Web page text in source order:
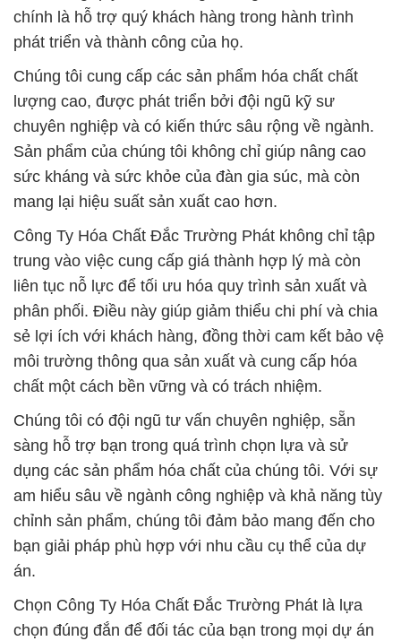
chính là hỗ trợ quý khách hàng trong hành trình
phát triển và thành công của họ.
Chúng tôi cung cấp các sản phẩm hóa chất chất
lượng cao, được phát triển bởi đội ngũ kỹ sư
chuyên nghiệp và có kiến thức sâu rộng về ngành.
Sản phẩm của chúng tôi không chỉ giúp nâng cao
sức kháng và sức khỏe của đàn gia súc, mà còn
mang lại hiệu suất sản xuất cao hơn.
Công Ty Hóa Chất Đắc Trường Phát không chỉ tập
trung vào việc cung cấp giá thành hợp lý mà còn
liên tục nỗ lực để tối ưu hóa quy trình sản xuất và
phân phối. Điều này giúp giảm thiểu chi phí và chia
sẻ lợi ích với khách hàng, đồng thời cam kết bảo vệ
môi trường thông qua sản xuất và cung cấp hóa
chất một cách bền vững và có trách nhiệm.
Chúng tôi có đội ngũ tư vấn chuyên nghiệp, sẵn
sàng hỗ trợ bạn trong quá trình chọn lựa và sử
dụng các sản phẩm hóa chất của chúng tôi. Với sự
am hiểu sâu về ngành công nghiệp và khả năng tùy
chỉnh sản phẩm, chúng tôi đảm bảo mang đến cho
bạn giải pháp phù hợp với nhu cầu cụ thể của dự
án.
Chọn Công Ty Hóa Chất Đắc Trường Phát là lựa
chọn đúng đắn để đối tác của bạn trong mọi dự án